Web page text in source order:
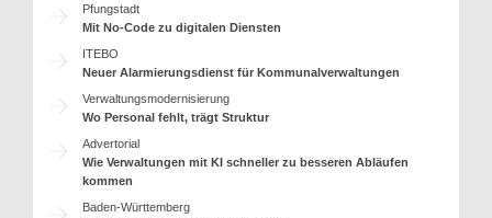
Pfungstadt
Mit No-Code zu digitalen Diensten
ITEBO
Neuer Alarmierungsdienst für Kommunalverwaltungen
Verwaltungsmodernisierung
Wo Personal fehlt, trägt Struktur
Advertorial
Wie Verwaltungen mit KI schneller zu besseren Abläufen
kommen
Baden-Württemberg